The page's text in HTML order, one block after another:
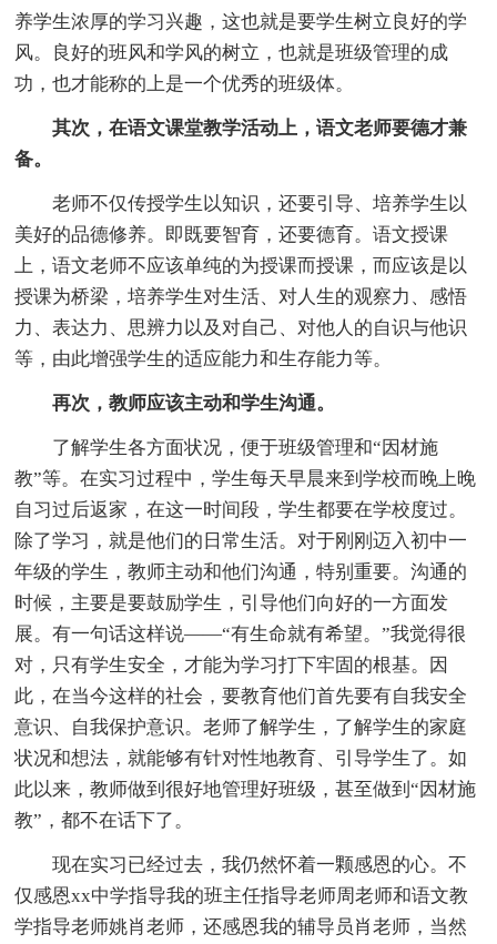
养学生浓厚的学习兴趣，这也就是要学生树立良好的学
风。良好的班风和学风的树立，也就是班级管理的成
功，也才能称的上是一个优秀的班级体。
其次，在语文课堂教学活动上，语文老师要德才兼
备。
老师不仅传授学生以知识，还要引导、培养学生以
美好的品德修养。即既要智育，还要德育。语文授课
上，语文老师不应该单纯的为授课而授课，而应该是以
授课为桥梁，培养学生对生活、对人生的观察力、感悟
力、表达力、思辨力以及对自己、对他人的自识与他识
等，由此增强学生的适应能力和生存能力等。
再次，教师应该主动和学生沟通。
了解学生各方面状况，便于班级管理和“因材施
教”等。在实习过程中，学生每天早晨来到学校而晚上晚
自习过后返家，在这一时间段，学生都要在学校度过。
除了学习，就是他们的日常生活。对于刚刚迈入初中一
年级的学生，教师主动和他们沟通，特别重要。沟通的
时候，主要是要鼓励学生，引导他们向好的一方面发
展。有一句话这样说——“有生命就有希望。”我觉得很
对，只有学生安全，才能为学习打下牢固的根基。因
此，在当今这样的社会，要教育他们首先要有自我安全
意识、自我保护意识。老师了解学生，了解学生的家庭
状况和想法，就能够有针对性地教育、引导学生了。如
此以来，教师做到很好地管理好班级，甚至做到“因材施
教”，都不在话下了。
现在实习已经过去，我仍然怀着一颗感恩的心。不
仅感恩xx中学指导我的班主任指导老师周老师和语文教
学指导老师姚肖老师，还感恩我的辅导员肖老师，当然